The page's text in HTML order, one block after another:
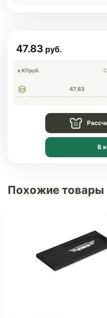
47.83
в КПруб.
47.83
В
Похожие товары